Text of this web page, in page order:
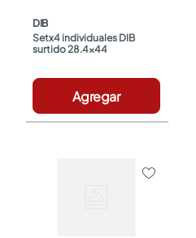
DIB
Setx4 individuales DIB
surtido 28.4x44
Agregar